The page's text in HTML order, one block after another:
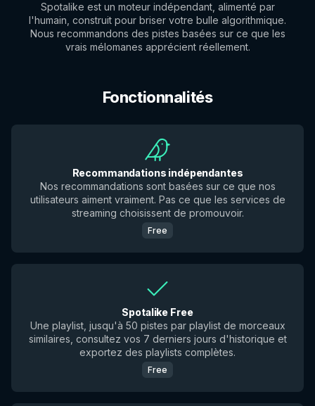
Spotalike est un moteur indépendant, alimenté par
l'humain, construit pour briser votre bulle algorithmique.
Nous recommandons des pistes basées sur ce que les
vrais mélomanes apprécient réellement.
Fonctionnalités
Recommandations indépendantes
Nos recommandations sont basées sur ce que nos
utilisateurs aiment vraiment. Pas ce que les services de
streaming choisissent de promouvoir.
Free
Spotalike Free
Une playlist, jusqu'à 50 pistes par playlist de morceaux
similaires, consultez vos 7 derniers jours d'historique et
exportez des playlists complètes.
Free